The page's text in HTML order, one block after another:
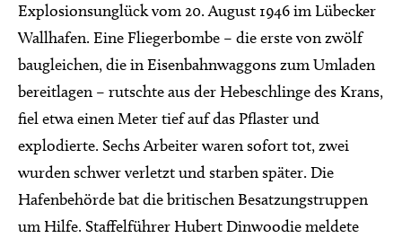
Explosionsunglück vom 20. August 1946 im Lübecker
Wallhafen. Eine Fliegerbombe – die erste von zwölf
baugleichen, die in Eisenbahnwaggons zum Umladen
bereitlagen – rutschte aus der Hebeschlinge des Krans,
fiel etwa einen Meter tief auf das Pflaster und
explodierte. Sechs Arbeiter waren sofort tot, zwei
wurden schwer verletzt und starben später. Die
Hafenbehörde bat die britischen Besatzungstruppen
um Hilfe. Staffelführer Hubert Dinwoodie meldete